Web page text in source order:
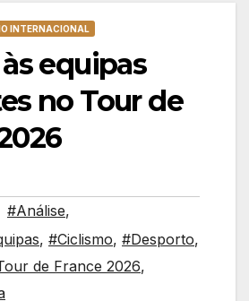
INTERNACIONAL
equipas
no Tour de
#Análise,
, #Ciclismo, #Desporto,
de France 2026,